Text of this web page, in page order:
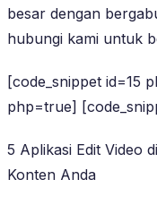
besar dengan
hubungi kami untuk
[code_snippet id=15
php=true]
5 Aplikasi Edit Video
Konten Anda